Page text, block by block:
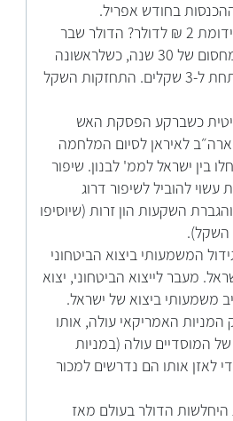
בחודש אפריל.
מדוע השקל טס לקידומת 2 ₪ לדולר? הדולר שבר
ביום רביעי האחרון מחסום של 30 שנה, כשלראשונה
מאז 1995 נסחר מתחת ל-3 שקלים. התחזקות השקל
כשברקע הפסקת האש
לאיראן לסיום המלחמה
בין ישראל לממ' לבנון. שיפור
עשוי להוביל לשיפור דרוג
השקעות הון זרות (שיוסיפו
השקל).
המשמעותי ביצוא הביטחוני
מעבר לייצוא הביטחוני, יצוא
משמעותי ביצוא של ישראל.
האמריקאי עולה, אותו
המוסדיים עולה (במניות
לאזן אותו הם נדרשים למכור
הדולר בעולם מאז